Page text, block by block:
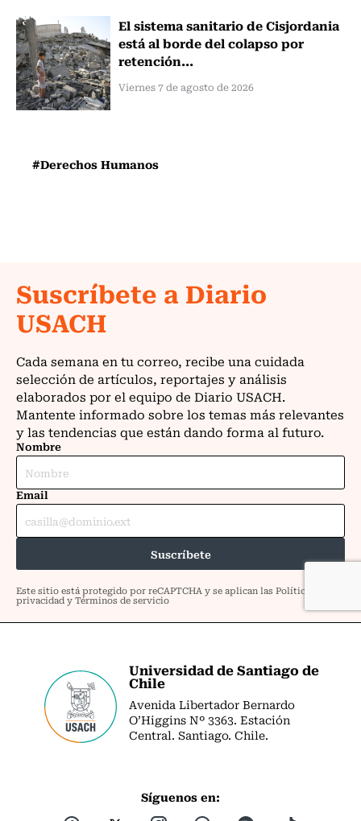
El sistema sanitario de Cisjordania
está al borde del colapso por
retención...
Viernes 7 de agosto de 2026
#Derechos Humanos
Universidad de Santiago de
Chile
Avenida Libertador Bernardo
O’Higgins Nº 3363. Estación
Central. Santiago. Chile.
Síguenos en: